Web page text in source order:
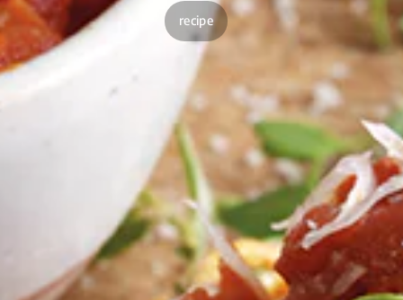
recipe